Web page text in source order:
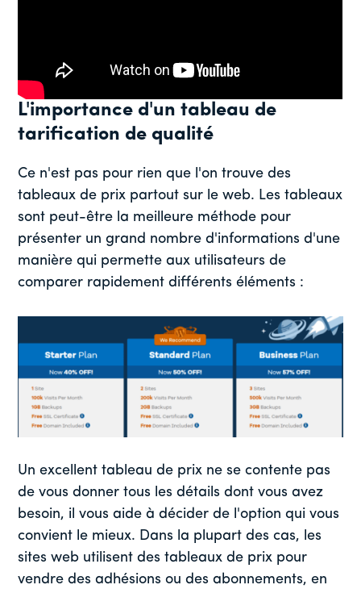
L'importance d'un tableau de
tarification de qualité
Ce n'est pas pour rien que l'on trouve des
tableaux de prix partout sur le web. Les tableaux
sont peut-être la meilleure méthode pour
présenter un grand nombre d'informations d'une
manière qui permette aux utilisateurs de
comparer rapidement différents éléments :
Un excellent tableau de prix ne se contente pas
de vous donner tous les détails dont vous avez
besoin, il vous aide à décider de l'option qui vous
convient le mieux. Dans la plupart des cas, les
sites web utilisent des tableaux de prix pour
vendre des adhésions ou des abonnements, en